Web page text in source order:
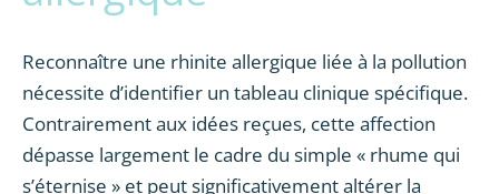
Reconnaître une rhinite allergique liée à la pollution
nécessite d’identifier un tableau clinique spécifique.
Contrairement aux idées reçues, cette affection
dépasse largement le cadre du simple « rhume qui
s’éternise » et peut significativement altérer la